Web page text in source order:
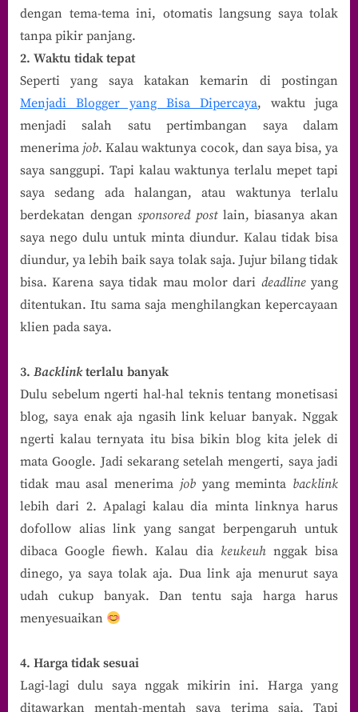
dengan tema-tema ini, otomatis langsung saya tolak
tanpa pikir panjang.
2. Waktu tidak tepat
Seperti yang saya katakan kemarin di postingan
Menjadi Blogger yang Bisa Dipercaya, waktu juga
menjadi salah satu pertimbangan saya dalam
menerima job. Kalau waktunya cocok, dan saya bisa, ya
saya sanggupi. Tapi kalau waktunya terlalu mepet tapi
saya sedang ada halangan, atau waktunya terlalu
berdekatan dengansponsored postlain, biasanya akan
saya nego dulu untuk minta diundur. Kalau tidak bisa
diundur, ya lebih baik saya tolak saja. Jujur bilang tidak
bisa. Karena saya tidak mau molor dari deadlineyang
ditentukan. Itu sama saja menghilangkan kepercayaan
klien pada saya.
3. Backlinkterlalu banyak
Dulu sebelum ngerti hal-hal teknis tentang monetisasi
blog, saya enak aja ngasih link keluar banyak. Nggak
ngerti kalau ternyata itu bisa bikin blog kita jelek di
mata Google. Jadi sekarang setelah mengerti, saya jadi
tidak mau asal menerima jobyang meminta backlink
lebih dari 2. Apalagi kalau dia minta linknya harus
dofollow alias link yang sangat berpengaruh untuk
dibaca Google fiewh. Kalau dia keukeuhnggak bisa
dinego, ya saya tolak aja. Dua link aja menurut saya
udah cukup banyak. Dan tentu saja harga harus
menyesuaikan
4. Harga tidak sesuai
Lagi-lagi dulu saya nggak mikirin ini. Harga yang
ditawarkan mentah-mentah saya terima saja. Tapi